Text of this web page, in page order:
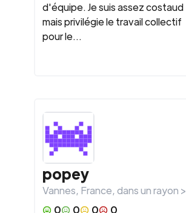
d'équipe. Je suis assez costaud
mais privilégie le travail collectif
pour le...
popey
Vannes, France, dans un rayon >
0
0 0
0